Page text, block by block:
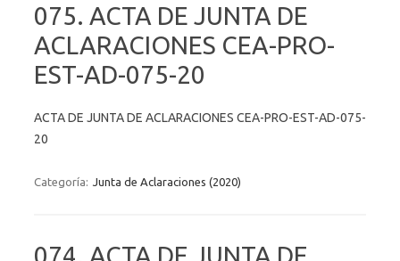
075. ACTA DE JUNTA DE
ACLARACIONES CEA-PRO-
EST-AD-075-20
ACTA DE JUNTA DE ACLARACIONES CEA-PRO-EST-AD-075-
20
Categoría: Junta de Aclaraciones (2020)
074. ACTA DE JUNTA DE